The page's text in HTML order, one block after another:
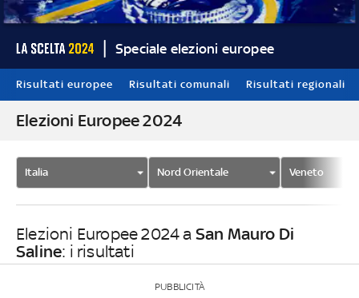
Speciale elezioni europee
Risultati europee Risultati comunali Risultati regionali
Elezioni Europee 2024
Italia Nord Orientale Veneto
Elezioni Europee 2024 a San Mauro Di
Saline: i risultati
PUBBLICITÀ